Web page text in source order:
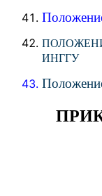
ИНГГУ